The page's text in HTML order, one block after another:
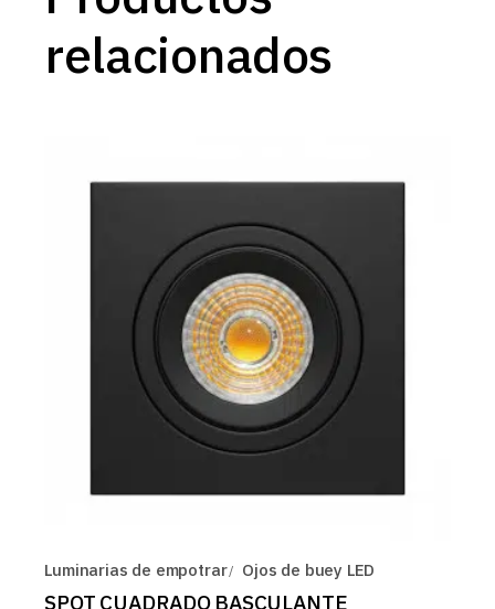
relacionados
Luminarias de empotrar Ojos de buey LED
SPOT CUADRADO BASCULANTE